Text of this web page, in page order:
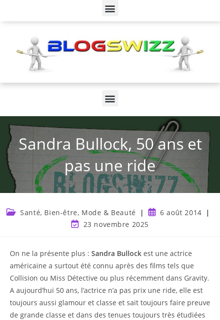
Sandra Bullock, 50 ans et
pas une ride
Santé, Bien-être, Mode & Beauté
6 août 2014
23 novembre 2025
On ne la présente plus : Sandra Bullock est une actrice
américaine a surtout été connu après des films tels que
Collision ou Miss Détective ou plus récemment dans Gravity.
A aujourd’hui 50 ans, l’actrice n’a pas prix une ride, elle est
toujours aussi glamour et classe et sait toujours faire preuve
de grande classe et dans des tenues toujours très étudiées